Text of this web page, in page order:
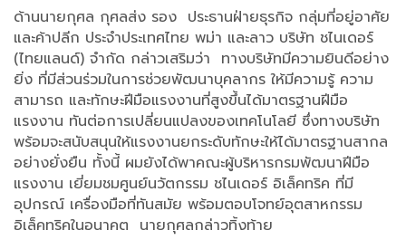
ด้านนายกุศล กุศลส่ง รอง ประธานฝ่ายธุรกิจ กลุ่มที่อยู่อาศัย
และค้าปลีก ประจำประเทศไทย พม่า และลาว บริษัท ชไนเดอร์
(ไทยแลนด์) จำกัด กล่าวเสริมว่า ทางบริษัทมีความยินดีอย่าง
ยิ่ง ที่มีส่วนร่วมในการช่วยพัฒนาบุคลากร ให้มีความรู้ ความ
สามารถ และทักษะฝีมือแรงงานที่สูงขึ้นได้มาตรฐานฝีมือ
แรงงาน ทันต่อการเปลี่ยนแปลงของเทคโนโลยี ซึ่งทางบริษัท
พร้อมจะสนับสนุนให้แรงงานยกระดับทักษะให้ได้มาตรฐานสากล
อย่างยั่งยืน ทั้งนี้ ผมยังได้พาคณะผู้บริหารกรมพัฒนาฝีมือ
แรงงาน เยี่ยมชมศูนย์นวัตกรรม ชไนเดอร์ อิเล็คทริค ที่มี
อุปกรณ์ เครื่องมือที่ทันสมัย พร้อมตอบโจทย์อุตสาหกรรม
อิเล็คทริคในอนาคต นายกุศลกล่าวทิ้งท้าย